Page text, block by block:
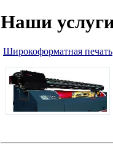
Наши
Широкоформатная печать